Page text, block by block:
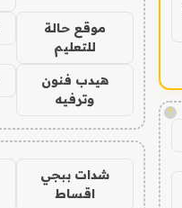
!
موقع حالة
للتعليم
هيدب فنون
وترفيه
شدات ببجي
اقساط